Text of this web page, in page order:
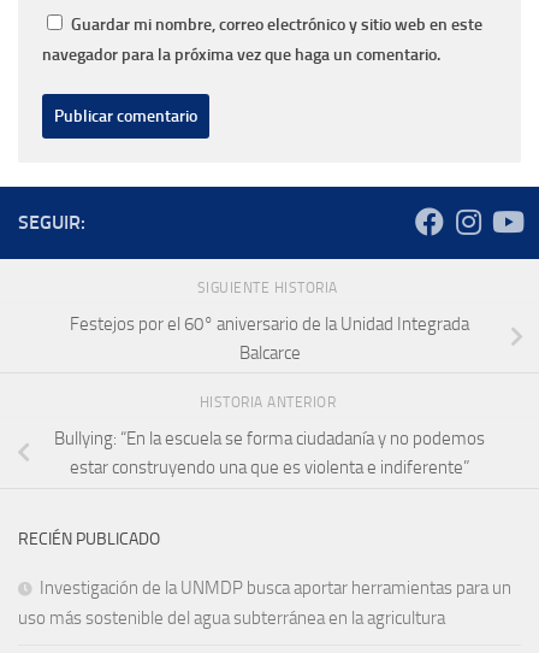
Guardar mi nombre, correo electrónico y sitio web en este
navegador para la próxima vez que haga un comentario.
SEGUIR:
SIGUIENTE HISTORIA
Festejos por el 60° aniversario de la Unidad Integrada
Balcarce
HISTORIA ANTERIOR
Bullying: “En la escuela se forma ciudadanía y no podemos
estar construyendo una que es violenta e indiferente”
RECIÉN PUBLICADO
Investigación de la UNMDP busca aportar herramientas para un
uso más sostenible del agua subterránea en la agricultura